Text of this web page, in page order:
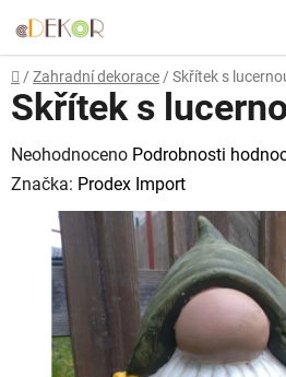
na
obsah
Domů
/ Zahradní dekorace / Skřítek s
Skřítek s
Průměrné
hodnocení
produktu
hvězdiček.
Neohodnoceno Podrobnosti
Značka: Prodex Import